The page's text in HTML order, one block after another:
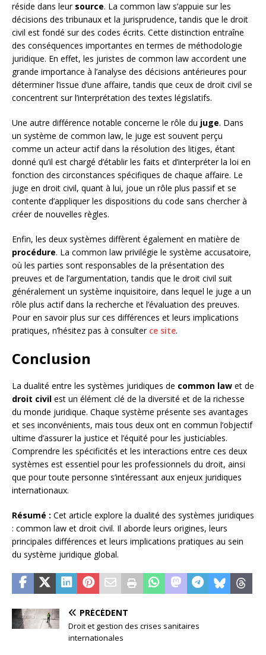
réside dans leur source. La common law s’appuie sur les
décisions des tribunaux et la jurisprudence, tandis que le droit
civil est fondé sur des codes écrits. Cette distinction entraîne
des conséquences importantes en termes de méthodologie
juridique. En effet, les juristes de common law accordent une
grande importance à l’analyse des décisions antérieures pour
déterminer l’issue d’une affaire, tandis que ceux de droit civil se
concentrent sur l’interprétation des textes législatifs.
Une autre différence notable concerne le rôle du juge. Dans
un système de common law, le juge est souvent perçu
comme un acteur actif dans la résolution des litiges, étant
donné qu’il est chargé d’établir les faits et d’interpréter la loi en
fonction des circonstances spécifiques de chaque affaire. Le
juge en droit civil, quant à lui, joue un rôle plus passif et se
contente d’appliquer les dispositions du code sans chercher à
créer de nouvelles règles.
Enfin, les deux systèmes diffèrent également en matière de
procédure. La common law privilégie le système accusatoire,
où les parties sont responsables de la présentation des
preuves et de l’argumentation, tandis que le droit civil suit
généralement un système inquisitoire, dans lequel le juge a un
rôle plus actif dans la recherche et l’évaluation des preuves.
Pour en savoir plus sur ces différences et leurs implications
pratiques, n’hésitez pas à consulter ce site.
Conclusion
La dualité entre les systèmes juridiques de common law et de
droit civil est un élément clé de la diversité et de la richesse
du monde juridique. Chaque système présente ses avantages
et ses inconvénients, mais tous deux ont en commun l’objectif
ultime d’assurer la justice et l’équité pour les justiciables.
Comprendre les spécificités et les interactions entre ces deux
systèmes est essentiel pour les professionnels du droit, ainsi
que pour toute personne s’intéressant aux enjeux juridiques
internationaux.
Résumé : Cet article explore la dualité des systèmes juridiques
: common law et droit civil. Il aborde leurs origines, leurs
principales différences et leurs implications pratiques au sein
du système juridique global.
PRÉCÉDENT
Droit et gestion des crises sanitaires
internationales